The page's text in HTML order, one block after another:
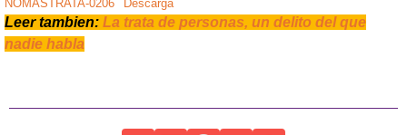
NOMASTRATA-0206 Descarga
Leer tambien: La trata de personas, un delito del que
nadie habla